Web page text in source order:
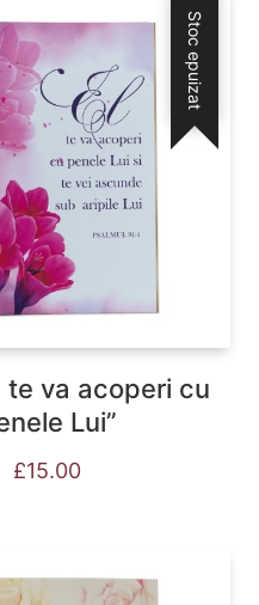
Stoc epuizat
te va acoperi cu
Lui”
£15.00